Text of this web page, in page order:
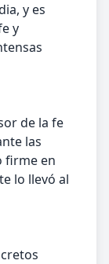
y es
y
de la fe
las
firme en
lo llevó al